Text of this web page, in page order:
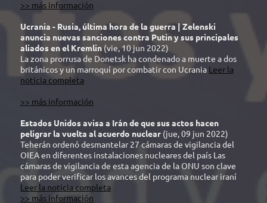
>> más información
Ucrania - Rusia, última hora de la guerra | Zelenski
anuncia nuevas sanciones contra Putin y sus principales
aliados en el Kremlin (vie, 10 jun 2022)
La zona prorrusa de Donetsk ha condenado a muerte a dos
británicos y un marroquí por combatir con Ucrania Leer la
noticia completa
>> más información
Estados Unidos avisa a Irán de que sus actos hacen
peligrar la vuelta al acuerdo nuclear (jue, 09 jun 2022)
Teherán ordenó desmantelar 27 cámaras de vigilancia del
OIEA en diferentes instalaciones nucleares del país Las
cámaras de vigilancia de esta agencia de la ONU son clave
para poder verificar los avances del programa nuclear iraní
Leer la noticia completa
>> más información